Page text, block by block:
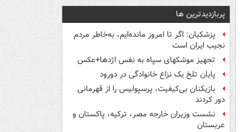
پربازدیدترین ها
پزشکیان: اگر تا امروز مانده‌ایم، به‌خاطر مردم
نجیب ایران است
تجهیز موشکهای سپاه به نفس اژدها+عکس
پایان تلخ یک نزاع خانوادگی در دورود
بازیکنان بی‌کیفیت، پرسپولیس را از قهرمانی
دور کردند
نشست وزیران خارجه مصر، ترکیه، پاکستان و
عربستان